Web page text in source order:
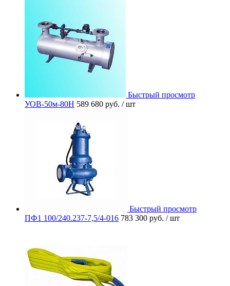
Быстрый просмотр
УОВ-50м-80Н 589 680 руб. / шт
Быстрый просмотр
ПФ1 100/240.237-7,5/4-016 783 300 руб. / шт